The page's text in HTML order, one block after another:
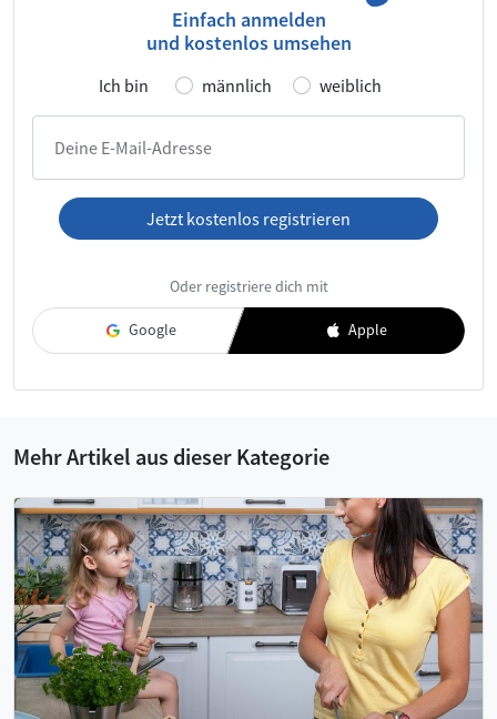
Einfach anmelden
und kostenlos umsehen
Ich bin männlich weiblich
Deine E-Mail-Adresse
Jetzt kostenlos registrieren
Oder registriere dich mit
Google Apple
Mehr Artikel aus dieser Kategorie